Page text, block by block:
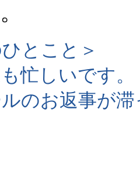
とこと＞
忙しいです。
のお返事が滞